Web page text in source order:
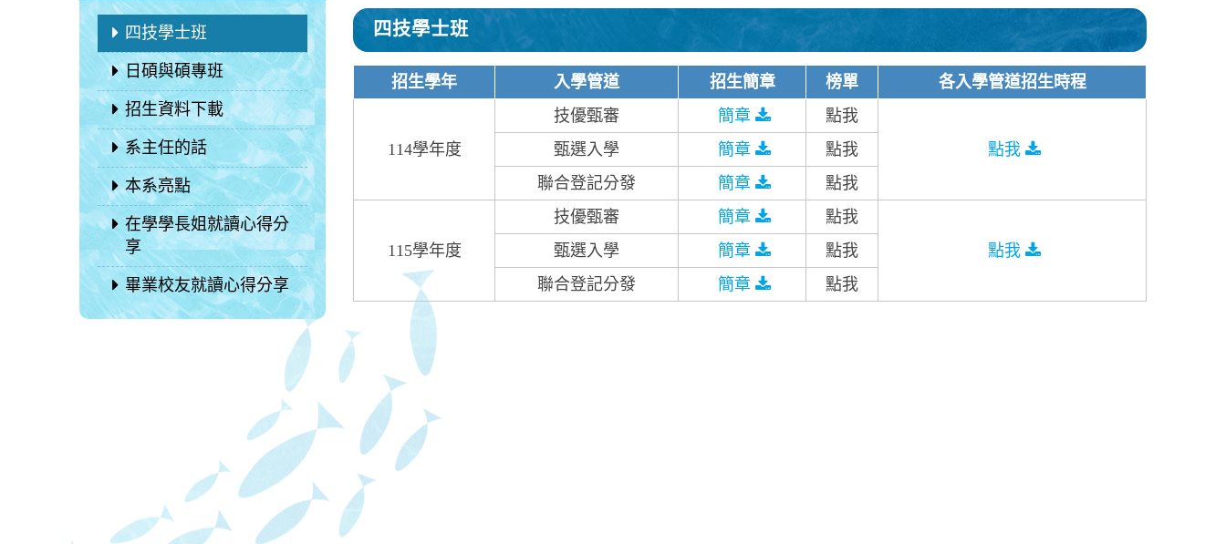
四技學士班
日碩與碩專班
招生資料下載
系主任的話
本系亮點
在學學長姐就讀心得分
享
畢業校友就讀心得分享
四技學士班
招生學年 入學管道 招生簡章 榜單 各入學管道招生時程
114學年度
技優甄審 簡章
點我
點我
甄選入學 簡章
點我
聯合登記分發
簡章 點我
115學年度
技優甄審 簡章
點我
點我
甄選入學 簡章
點我
聯合登記分發
簡章 點我